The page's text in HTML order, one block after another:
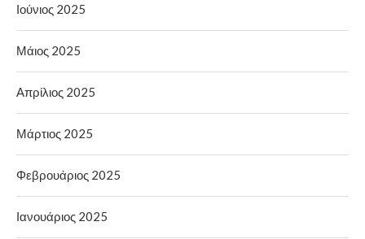
Ιούνιος 2025
Μάιος 2025
Απρίλιος 2025
Μάρτιος 2025
Φεβρουάριος 2025
Ιανουάριος 2025